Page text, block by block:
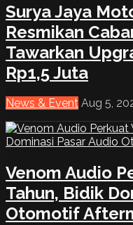
Surya Jaya
Resmikan
Tawarkan
Rp1,5 Juta
News & Event Aug 5,
Venom Audio
Tahun, Bidik
Otomotif